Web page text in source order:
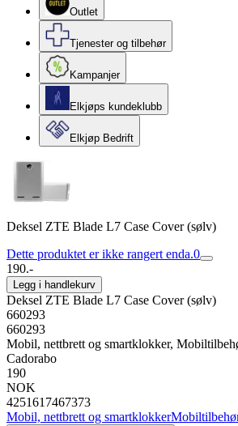
Outlet
Tjenester og tilbehør
Kampanjer
Elkjøps kundeklubb
Elkjøp Bedrift
Deksel ZTE Blade L7 Case Cover (sølv)
Dette produktet er ikke rangert enda.0
190.-
Legg i handlekurv
Deksel ZTE Blade L7 Case Cover (sølv)
660293
660293
Mobil, nettbrett og smartklokker,
Cadorabo
190
NOK
4251617467373
Mobil, nettbrett og smartklokker